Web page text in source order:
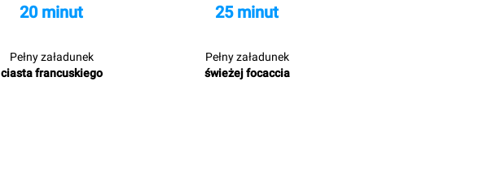
20 minut
Pełny załadunek
ciasta francuskiego
25 minut
Pełny załadunek
świeżej focaccia